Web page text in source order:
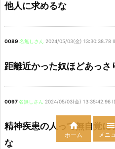
他人に求めるな
0089 名無しさん 2024/05/03(金) 13:30:38.78
距離近かった奴ほどあっさ
0097名無しさん 2024/05/03(金) 13:35:42.96
精神疾患の人って無自覚に
な

ホーム メニ